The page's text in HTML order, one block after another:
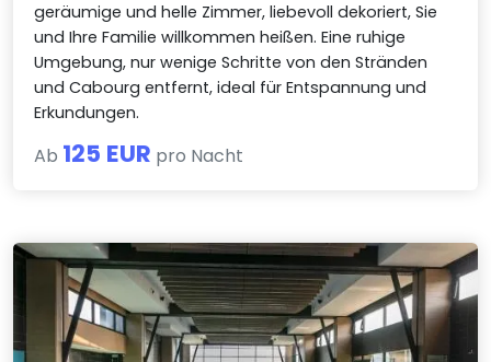
geräumige und helle Zimmer, liebevoll dekoriert, Sie
und Ihre Familie willkommen heißen. Eine ruhige
Umgebung, nur wenige Schritte von den Stränden
und Cabourg entfernt, ideal für Entspannung und
Erkundungen.
Ab 125 EUR pro Nacht